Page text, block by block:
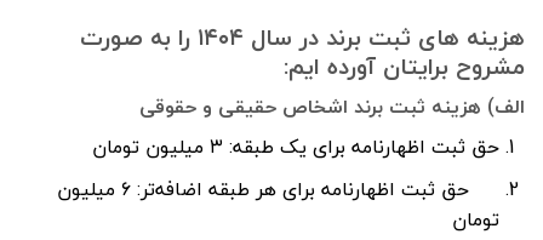
هزینه های ثبت برند در سال ۱۴۰۴ را به صورت
مشروح برایتان آورده ایم:
الف) هزینه ثبت برند اشخاص حقیقی و حقوقی
حق ثبت اظهارنامه برای یک طبقه: ۳ میلیون تومان
حق ثبت اظهارنامه برای هر طبقه اضافه‌تر: ۶ میلیون
تومان